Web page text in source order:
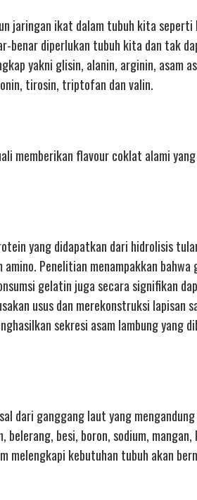
jaringan ikat dalam tubuh kita
benar diperlukan tubuh kita dan tak
yakni glisin, alanin, arginin,
tirosin, triptofan dan valin.
memberikan flavour coklat alami
yang didapatkan dari hidrolisis
Penelitian menampakkan
gelatin juga secara signifikan
usus dan merekonstruksi lapisan
sekresi asam lambung yang
dari ganggang laut yang
besi, boron, sodium,
melengkapi kebutuhan tubuh akan